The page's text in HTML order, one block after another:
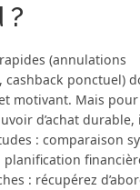
?
(annulations
cashback ponctuel)
motivant. Mais
d’achat
: comparaison
: récupérez